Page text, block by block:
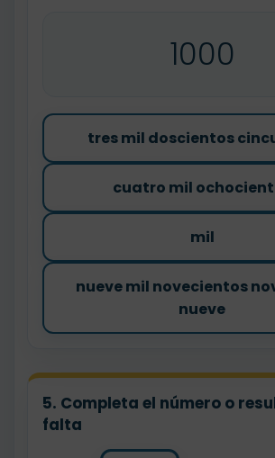
1000
tres mil doscientos
cuatro mil
mil
nueve mil novecientos
nueve
5. Completa el número o
falta